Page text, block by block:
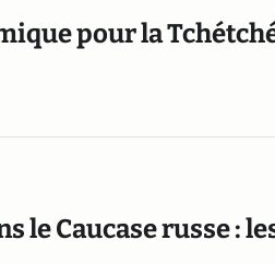
pour la
le Caucase russe :